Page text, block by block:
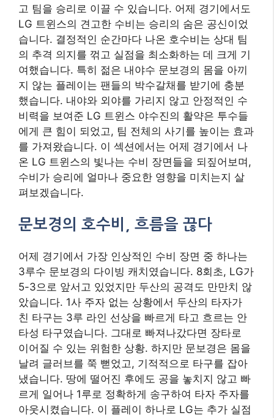
고 팀을 승리로 이끌 수 있습니다. 어제 경기에서도
LG 트윈스의 견고한 수비는 승리의 숨은 공신이었
습니다. 결정적인 순간마다 나온 호수비는 상대 팀
의 추격 의지를 꺾고 실점을 최소화하는 데 크게 기
여했습니다. 특히 젊은 내야수 문보경의 몸을 아끼
지 않는 플레이는 팬들의 박수갈채를 받기에 충분
했습니다. 내야와 외야를 가리지 않고 안정적인 수
비력을 보여준 LG 트윈스 야수진의 활약은 투수들
에게 큰 힘이 되었고, 팀 전체의 사기를 높이는 효과
를 가져왔습니다. 이 섹션에서는 어제 경기에서 나
온 LG 트윈스의 빛나는 수비 장면들을 되짚어보며,
수비가 승리에 얼마나 중요한 영향을 미치는지 살
펴보겠습니다.
문보경의 호수비, 흐름을 끊다
어제 경기에서 가장 인상적인 수비 장면 중 하나는
3루수 문보경의 다이빙 캐치였습니다. 8회초, LG가
5-3으로 앞서고 있었지만 두산의 공격도 만만치 않
았습니다. 1사 주자 없는 상황에서 두산의 타자가
친 타구는 3루 라인 선상을 빠르게 타고 흐르는 안
타성 타구였습니다. 그대로 빠져나갔다면 장타로
이어질 수 있는 위험한 상황. 하지만 문보경은 몸을
날려 글러브를 쭉 뻗었고, 기적적으로 타구를 잡아
냈습니다. 땅에 떨어진 후에도 공을 놓치지 않고 빠
르게 일어나 1루로 정확하게 송구하여 타자 주자를
아웃시켰습니다. 이 플레이 하나로 LG는 추가 실점